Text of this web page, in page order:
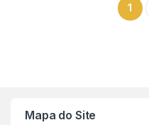
1
Mapa do Site